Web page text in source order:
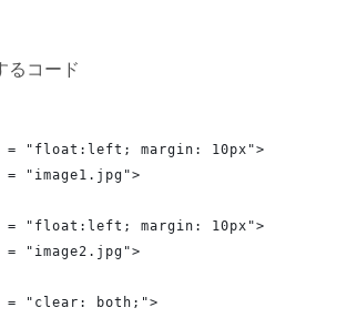
るコード
= "float:left; margin: 10px">
= "image1.jpg">
= "float:left; margin: 10px">
= "image2.jpg">
= "clear: both;">